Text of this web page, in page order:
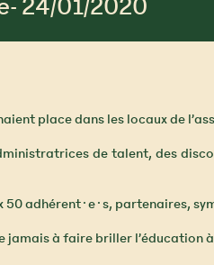
24/01/2020
place dans les locaux de
de talent, des
adhérent·e·s, partenaires,
à faire briller l’éducation